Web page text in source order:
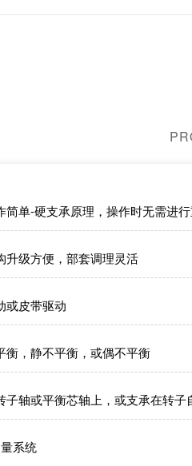
简单-硬支承原理，操作时无需进
升级方便，部套调理灵活
或皮带驱动
衡，静不平衡，或偶不平衡
子轴或平衡芯轴上，或支承在转子
系统